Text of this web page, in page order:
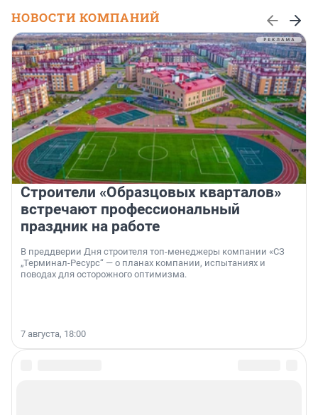
НОВОСТИ КОМПАНИЙ
Строители «Образцовых кварталов»
встречают профессиональный
праздник на работе
В преддверии Дня строителя топ-менеджеры компании «СЗ
„Терминал-Ресурс“ — о планах компании, испытаниях и
поводах для осторожного оптимизма.
7 августа, 18:00